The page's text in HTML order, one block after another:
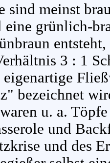
sind meinst
eine grünlich-
3 : 1
bezeichnet
u. a.
und
und des